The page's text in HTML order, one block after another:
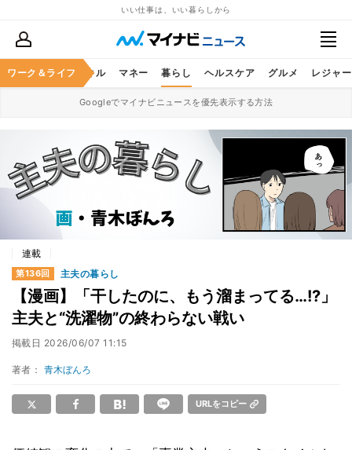
いい仕事は、いい暮らしから
ワーク＆ライフ
ア ビジネススキル マネー 暮らし ヘルスケア グルメ レジャー
Googleでマイナビニュースを優先表示する方法
連載
第136回 主夫の暮らし
【漫画】「干したのに、もう溜まってる…!?」
主夫と“洗濯物”の終わらない戦い
掲載日 2026/06/07 11:15
著者： 青木ぼんろ
URLをコピー